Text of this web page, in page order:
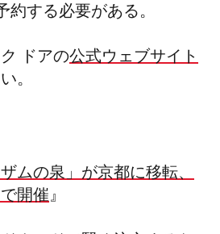
約する必要がある。
ドアの公式ウェブサイト
。
ムの泉」が京都に移転、
開催』